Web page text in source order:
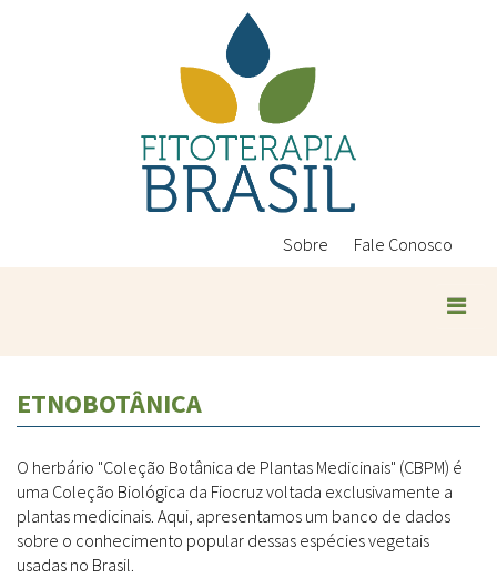
Sobre Fale Conosco
ETNOBOTÂNICA
O herbário "Coleção Botânica de Plantas Medicinais" (CBPM) é
uma Coleção Biológica da Fiocruz voltada exclusivamente a
plantas medicinais. Aqui, apresentamos um banco de dados
sobre o conhecimento popular dessas espécies vegetais
usadas no Brasil.